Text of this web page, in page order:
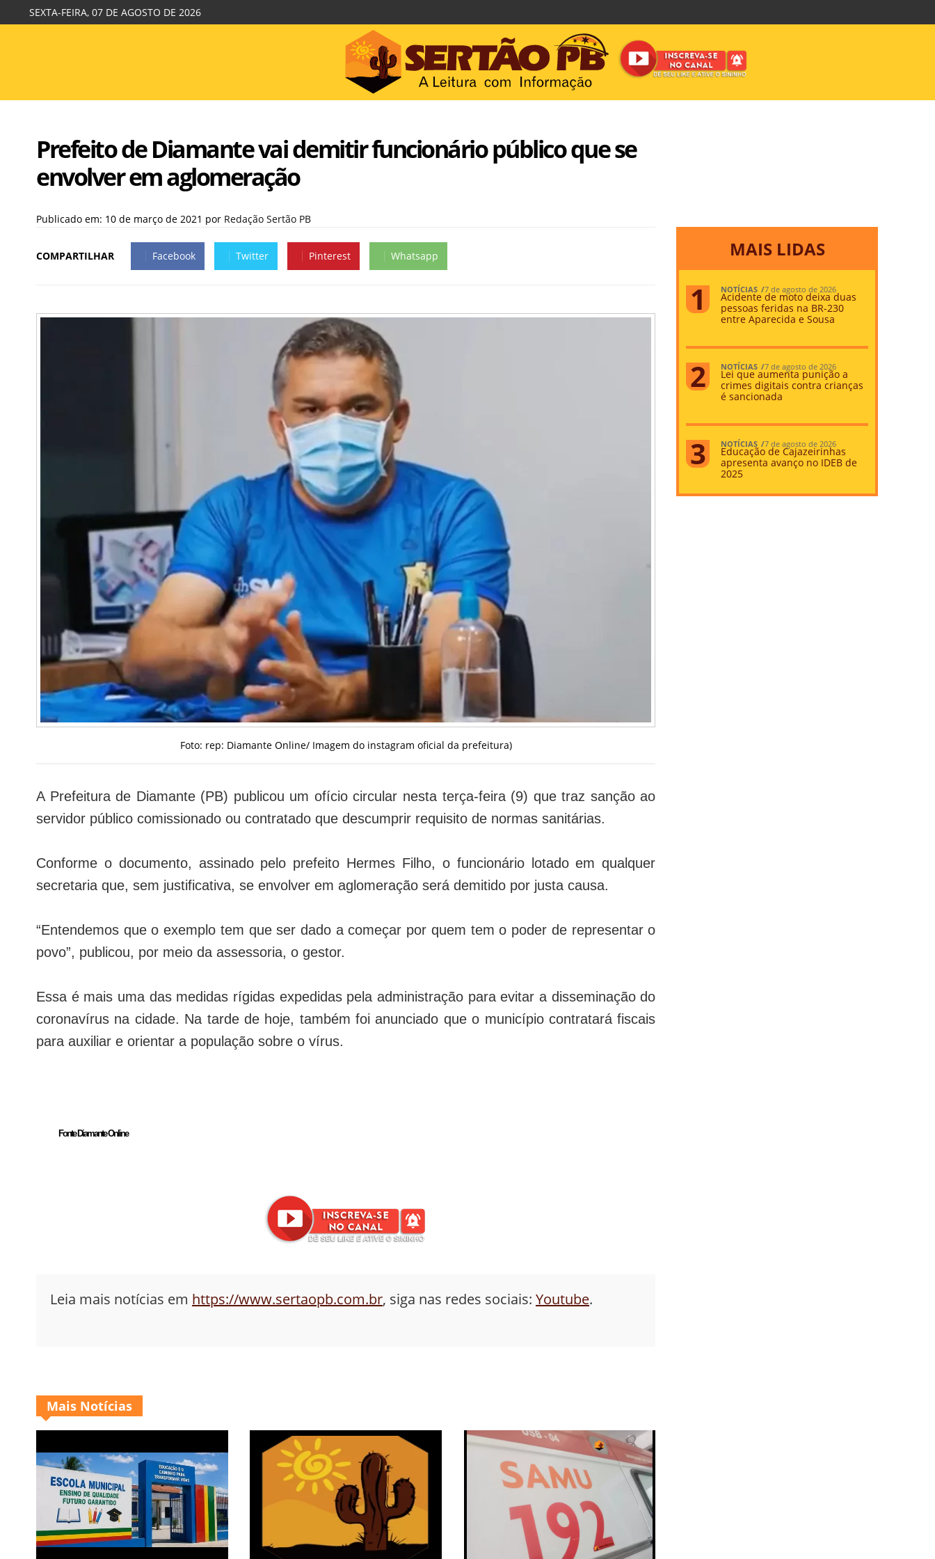
SEXTA-FEIRA, 07 DE AGOSTO DE 2026
Prefeito de Diamante vai demitir funcionário público que se
envolver em aglomeração
Publicado em: 10 de março de 2021 por Redação Sertão PB
COMPARTILHAR Facebook Twitter Pinterest Whatsapp
Foto: rep: Diamante Online/ Imagem do instagram oficial da prefeitura)
A Prefeitura de Diamante (PB) publicou um ofício circular nesta terça-feira (9) que traz sanção ao
servidor público comissionado ou contratado que descumprir requisito de normas sanitárias.
Conforme o documento, assinado pelo prefeito Hermes Filho, o funcionário lotado em qualquer
secretaria que, sem justificativa, se envolver em aglomeração será demitido por justa causa.
“Entendemos que o exemplo tem que ser dado a começar por quem tem o poder de representar o
povo”, publicou, por meio da assessoria, o gestor.
Essa é mais uma das medidas rígidas expedidas pela administração para evitar a disseminação do
coronavírus na cidade. Na tarde de hoje, também foi anunciado que o município contratará fiscais
para auxiliar e orientar a população sobre o vírus.
Fonte Diamante Online
Leia mais notícias em https://www.sertaopb.com.br, siga nas redes sociais: Youtube.
Mais Notícias
MAIS LIDAS
NOTÍCIAS 7 de agosto de 2026
Acidente de moto deixa duas
pessoas feridas na BR-230
entre Aparecida e Sousa
NOTÍCIAS 7 de agosto de 2026
Lei que aumenta punição a
crimes digitais contra crianças
é sancionada
NOTÍCIAS 7 de agosto de 2026
Educação de Cajazeirinhas
apresenta avanço no IDEB de
2025